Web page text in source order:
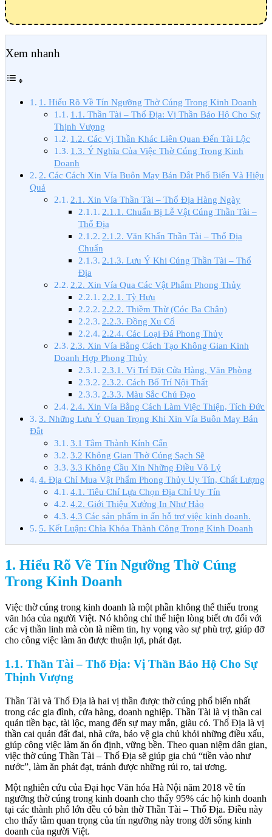
Xem nhanh
1. Hiểu Rõ Về Tín Ngưỡng Thờ Cúng Trong Kinh Doanh
1.1. Thần Tài – Thổ Địa: Vị Thần Bảo Hộ Cho Sự
Thịnh Vượng
1.2. Các Vị Thần Khác Liên Quan Đến Tài Lộc
1.3. Ý Nghĩa Của Việc Thờ Cúng Trong Kinh
Doanh
2. Các Cách Xin Vía Buôn May Bán Đắt Phổ Biến Và Hiệu
Quả
2.1. Xin Vía Thần Tài – Thổ Địa Hàng Ngày
2.1.1. Chuẩn Bị Lễ Vật Cúng Thần Tài –
Thổ Địa
2.1.2. Văn Khấn Thần Tài – Thổ Địa
Chuẩn
2.1.3. Lưu Ý Khi Cúng Thần Tài – Thổ
Địa
2.2. Xin Vía Qua Các Vật Phẩm Phong Thủy
2.2.1. Tỳ Hưu
2.2.2. Thiềm Thừ (Cóc Ba Chân)
2.2.3. Đồng Xu Cổ
2.2.4. Các Loại Đá Phong Thủy
2.3. Xin Vía Bằng Cách Tạo Không Gian Kinh
Doanh Hợp Phong Thủy
2.3.1. Vị Trí Đặt Cửa Hàng, Văn Phòng
2.3.2. Cách Bố Trí Nội Thất
2.3.3. Màu Sắc Chủ Đạo
2.4. Xin Vía Bằng Cách Làm Việc Thiện, Tích Đức
3. Những Lưu Ý Quan Trọng Khi Xin Vía Buôn May Bán
Đắt
3.1 Tâm Thành Kính Cẩn
3.2 Không Gian Thờ Cúng Sạch Sẽ
3.3 Không Cầu Xin Những Điều Vô Lý
4. Địa Chỉ Mua Vật Phẩm Phong Thủy Uy Tín, Chất Lượng
4.1. Tiêu Chí Lựa Chọn Địa Chỉ Uy Tín
4.2. Giới Thiệu Xưởng In Như Hảo
4.3 Các sản phẩm in ấn hỗ trợ việc kinh doanh.
5. Kết Luận: Chìa Khóa Thành Công Trong Kinh Doanh
1. Hiểu Rõ Về Tín Ngưỡng Thờ Cúng
Trong Kinh Doanh
Việc thờ cúng trong kinh doanh là một phần không thể thiếu trong
văn hóa của người Việt. Nó không chỉ thể hiện lòng biết ơn đối với
các vị thần linh mà còn là niềm tin, hy vọng vào sự phù trợ, giúp đỡ
cho công việc làm ăn được thuận lợi, phát đạt.
1.1. Thần Tài – Thổ Địa: Vị Thần Bảo Hộ Cho Sự
Thịnh Vượng
Thần Tài và Thổ Địa là hai vị thần được thờ cúng phổ biến nhất
trong các gia đình, cửa hàng, doanh nghiệp. Thần Tài là vị thần cai
quản tiền bạc, tài lộc, mang đến sự may mắn, giàu có. Thổ Địa là vị
thần cai quản đất đai, nhà cửa, bảo vệ gia chủ khỏi những điều xấu,
giúp công việc làm ăn ổn định, vững bền. Theo quan niệm dân gian,
việc thờ cúng Thần Tài – Thổ Địa sẽ giúp gia chủ “tiền vào như
nước”, làm ăn phát đạt, tránh được những rủi ro, tai ương.
Một nghiên cứu của Đại học Văn hóa Hà Nội năm 2018 về tín
ngưỡng thờ cúng trong kinh doanh cho thấy 95% các hộ kinh doanh
tại các thành phố lớn đều có bàn thờ Thần Tài – Thổ Địa. Điều này
cho thấy tầm quan trọng của tín ngưỡng này trong đời sống kinh
doanh của người Việt.